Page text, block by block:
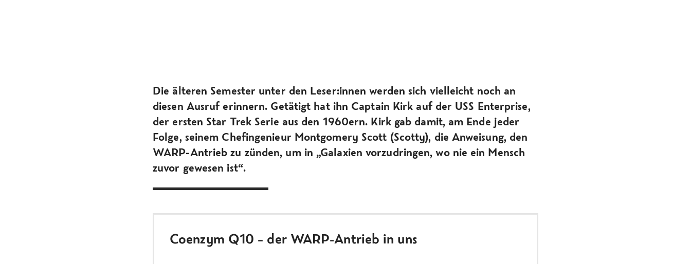
Die älteren Semester unter den Leser:innen werden sich vielleicht noch an
diesen Ausruf erinnern. Getätigt hat ihn Captain Kirk auf der USS Enterprise,
der ersten Star Trek Serie aus den 1960ern. Kirk gab damit, am Ende jeder
Folge, seinem Chefingenieur Montgomery Scott (Scotty), die Anweisung, den
WARP-Antrieb zu zünden, um in „Galaxien vorzudringen, wo nie ein Mensch
zuvor gewesen ist“.
Coenzym Q10 – der WARP-Antrieb in uns